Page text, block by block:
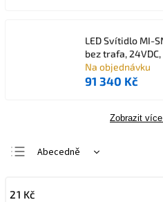
LED Svítidlo MI-
bez trafa,
Na objednávku
91 340 Kč
Zobrazit
Abecedně
21 Kč